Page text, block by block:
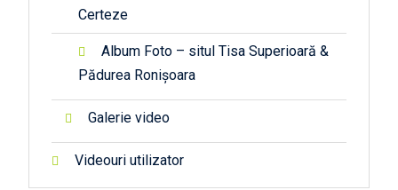
Certeze
Album Foto – situl Tisa Superioară &
Pădurea Ronișoara
Galerie video
Videouri utilizator